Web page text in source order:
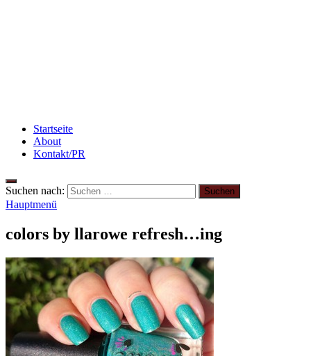
Startseite
About
Kontakt/PR
Suchen nach:
Hauptmenü
colors by llarowe refresh…ing